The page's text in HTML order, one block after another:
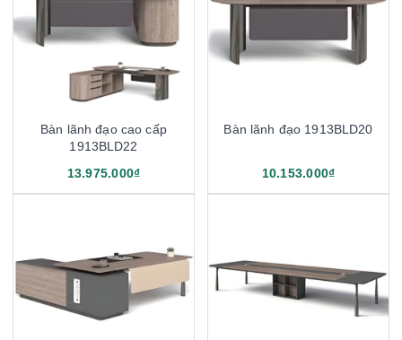
Bàn lãnh đạo cao cấp
1913BLD22
13.975.000₫
Bàn lãnh đạo 1913BLD20
10.153.000₫